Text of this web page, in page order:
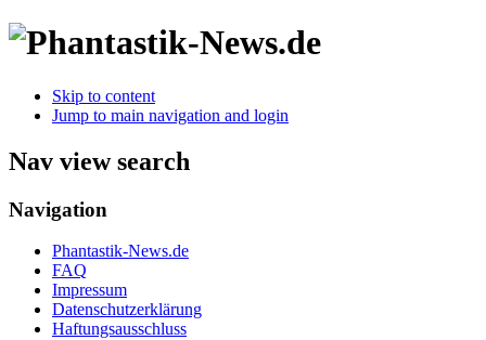
Skip to content
Jump to main navigation and login
Nav view search
Navigation
Phantastik-News.de
FAQ
Impressum
Datenschutzerklärung
Haftungsausschluss